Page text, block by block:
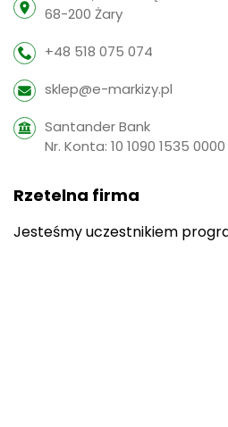
68-200 Żary
+48 518 075 074
sklep@e-markizy.pl
Santander Bank
Nr. Konta: 10 1090 1535
Rzetelna firma
Jesteśmy uczestnikiem